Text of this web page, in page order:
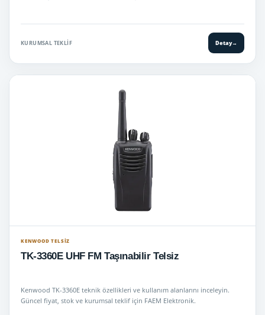
KURUMSAL TEKLIF Detay→
KENWOOD TELSIZ
TK-3360E UHF FM Taşınabilir Telsiz
Kenwood TK-3360E teknik özellikleri ve kullanım alanlarını inceleyin.
Güncel fiyat, stok ve kurumsal teklif için FAEM Elektronik.